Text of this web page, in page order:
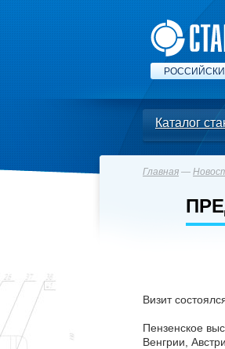
Каталог
Главная —
Визит
Пензенское
Венгрии,